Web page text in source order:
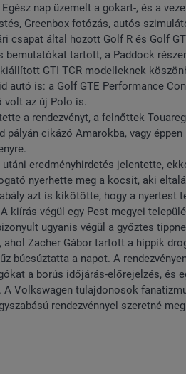
nap üzemelt a gokart-, és a
Greenbox fotózás, autós
csapat által hozott Golf R és Golf
bemutatókat tartott, a Paddock
GTI TCR modelleknek
is: a Golf GTE Performance
volt az új Polo is.
a rendezvényt, a felnőttek
cikázó Amarokba, vagy
eredményhirdetés jelentette,
nyerhette meg a kocsit, aki
azt is kikötötte, hogy a nyertest
kiírás végül egy Pest megyei
ugyanis végül a győztes
Zacher Gábor tartott a hippik
búcsúztatta a napot. A
a borús időjárás-előrejelzés, és
Volkswagen tulajdonosok
rendezvénnyel szeretné